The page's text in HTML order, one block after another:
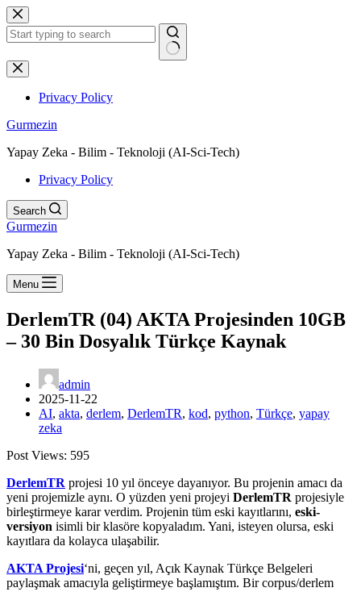
Skip
to
content
No
results
Privacy Policy
Gurmezin
Yapay Zeka - Bilim - Teknoloji (AI-Sci-Tech)
Privacy Policy
Search
Gurmezin
Yapay Zeka - Bilim - Teknoloji (AI-Sci-Tech)
Menu
DerlemTR (04) AKTA Projesinden 10GB
– 30 Bin Dosyalık Türkçe Kaynak
admin
2025-11-22
AI, akta, derlem, DerlemTR, kod, python, Türkçe, yapay
zeka
Post Views: 595
DerlemTR projesi 10 yıl önceye dayanıyor. Bu projenin amacı da
yeni projemizle aynı. O yüzden yeni projeyi DerlemTR projesiyle
birleştirmeye karar verdim. Projenin tüm eski kayıtlarını, eski-
versiyon isimli bir klasöre kopyaladım. Yani, isteyen olursa, eski
kayıtlara da kolayca ulaşabilir.
AKTA Projesi‘ni, geçen yıl, Açık Kaynak Türkçe Belgeleri
paylaşmak amacıyla geliştirmeye başlamıştım. Bir corpus/derlem